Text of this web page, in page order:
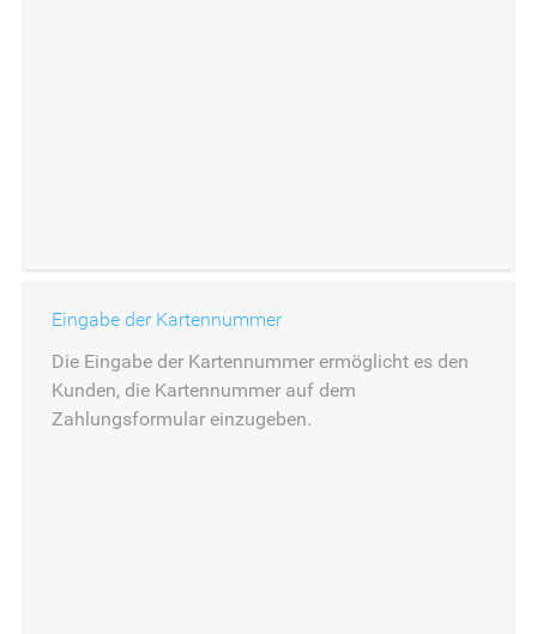
Eingabe der Kartennummer
Die Eingabe der Kartennummer ermöglicht es den
Kunden, die Kartennummer auf dem
Zahlungsformular einzugeben.